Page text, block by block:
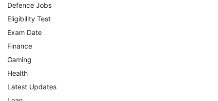
Defence Jobs
Eligibility Test
Exam Date
Finance
Gaming
Health
Latest Updates